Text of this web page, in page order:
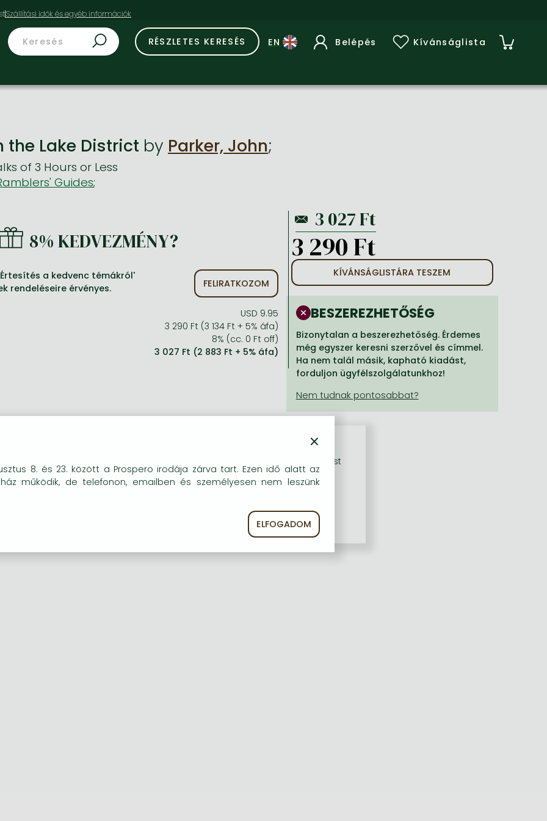
RÉSZLETES KERESÉS Belépés Kívánságlista
the Lake District by Parker, John;
of 3 Hours or Less
Guides;
8% KEDVEZMÉNY?
a kedvenc témákról'
rendeléseire érvényes.
FELIRATKOZOM
USD 9.95
3 290 Ft (3 134 Ft + 5% áfa)
8% (cc. 0 Ft off)
3 027 Ft (2 883 Ft + 5% áfa)
3 290 Ft
KÍVÁNSÁGLISTÁRA TESZEM
BESZEREZHETŐSÉG
Bizonytalan a beszerezhetőség. Érdemes
még egyszer keresni szerzővel és címmel.
Ha nem talál másik, kapható kiadást,
forduljon ügyfélszolgálatunkhoz!
×
8. és 23. között a Prospero irodája zárva tart. Ezen idő alatt az
működik, de telefonon, emailben és személyesen nem leszünk
ELFOGADOM
kat (sütiket) használunk, melyek célja, hogy teljesebb körű szolgáltatást
részére.